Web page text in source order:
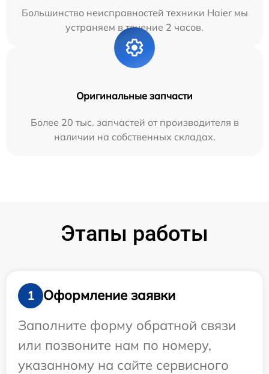
Большинство неисправностей техники Haier мы
устраняем в течение 2 часов.
Оригинальные запчасти
Более 20 тыс. запчастей от производителя в
наличии на собственных складах.
Этапы работы
1
Оформление заявки
Заполните форму обратной связи
или позвоните нам по номеру,
указанному на сайте сервисного